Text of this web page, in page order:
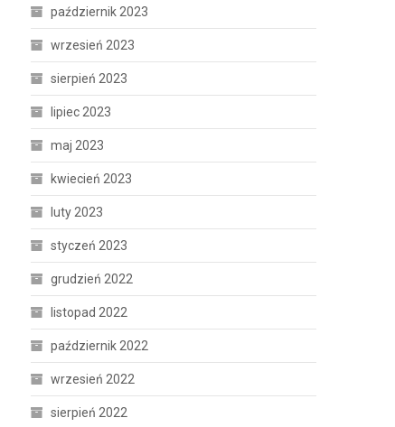
październik 2023
wrzesień 2023
sierpień 2023
lipiec 2023
maj 2023
kwiecień 2023
luty 2023
styczeń 2023
grudzień 2022
listopad 2022
październik 2022
wrzesień 2022
sierpień 2022